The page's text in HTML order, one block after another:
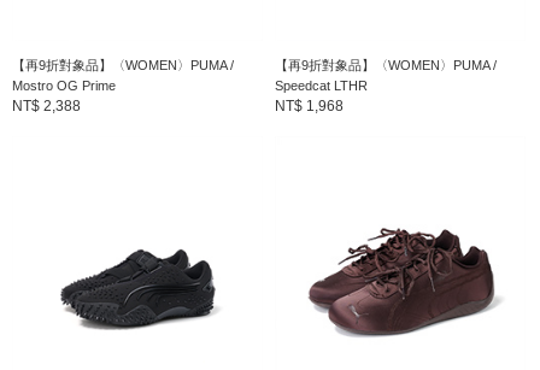
【再9折對象品】〈WOMEN〉PUMA /
Mostro OG Prime
NT$ 2,388
【再9折對象品】〈WOMEN〉PUMA /
Speedcat LTHR
NT$ 1,968